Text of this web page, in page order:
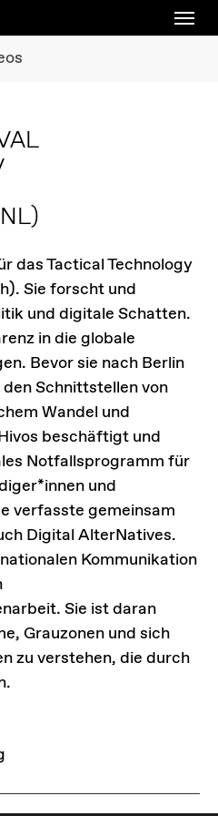
das Tactical Technology
Sie forscht und
und digitale Schatten.
in die globale
Bevor sie nach Berlin
Schnittstellen von
Wandel und
beschäftigt und
Notfallsprogramm für
und
verfasste gemeinsam
Digital AlterNatives.
Kommunikation
Sie ist daran
Grauzonen und sich
zu verstehen, die durch